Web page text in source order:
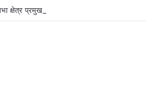
क्षेत्र प्रमुखपदी हर्षल पाटील यांची नियुक्ती.